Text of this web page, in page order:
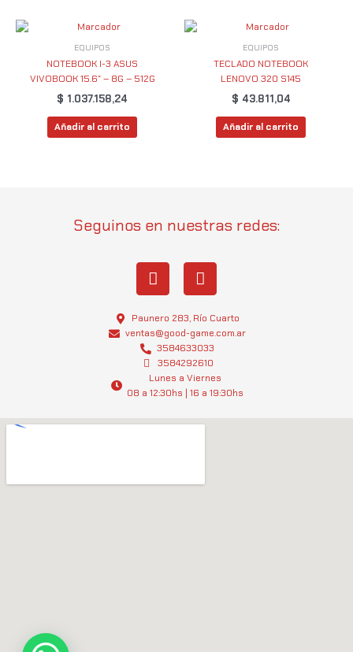
EQUIPOS
NOTEBOOK I-3 ASUS
VIVOBOOK 15.6″ – 8G – 512G
$ 1.037.158,24
Añadir al carrito
EQUIPOS
TECLADO NOTEBOOK
LENOVO 320 S145
$ 43.811,04
Añadir al carrito
Seguinos en nuestras redes:
I
n
t
a
g
r
a
m
W
h
t
s
a
p
p
Paunero 283, Río Cuarto
ventas@good-game.com.ar
3584633033
3584292610
Lunes a Viernes
08 a 12:30hs | 16 a 19:30hs